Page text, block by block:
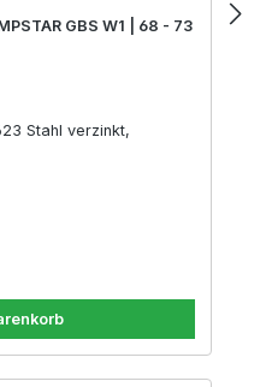
GBS W1 | 68 - 73
Stahl verzinkt,